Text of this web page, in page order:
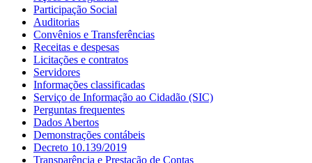
Participação Social
Auditorias
Convênios e Transferências
Receitas e despesas
Licitações e contratos
Servidores
Informações classificadas
Serviço de Informação ao Cidadão (SIC)
Perguntas frequentes
Dados Abertos
Demonstrações contábeis
Decreto 10.139/2019
Transparência e Prestação de Contas